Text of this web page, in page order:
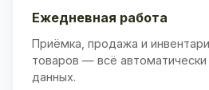
Ежедневная работа
Приёмка, продажа и
товаров — всё автоматически
данных.